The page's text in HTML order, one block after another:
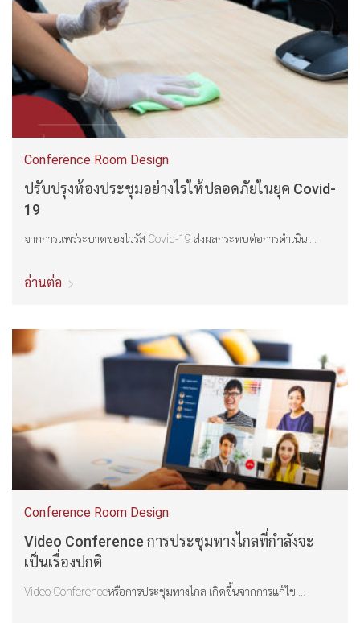
Conference Room Design
ปรับปรุงห้องประชุมอย่างไรให้ปลอดภัยในยุค Covid-
19
จากการแพร่ระบาดของไวรัส Covid-19 ส่งผลกระทบต่อการดำเนิน ...
อ่านต่อ
Conference Room Design
Video Conference การประชุมทางไกลที่กำลังจะ
เป็นเรื่องปกติ
Video Conferenceหรือการประชุมทางไกล เกิดขึ้นจากการแก้ไข ...